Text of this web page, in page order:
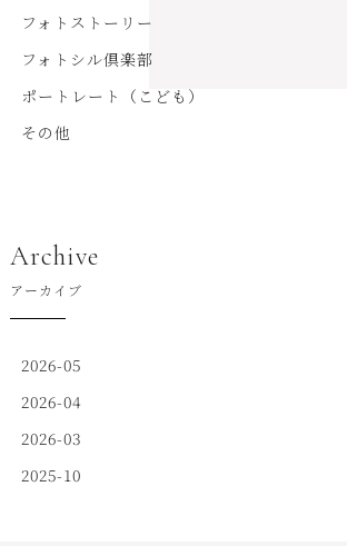
フォトストーリー
フォトシル倶楽部
ポートレート（こども）
その他
Archive
アーカイブ
2026-05
2026-04
2026-03
2025-10